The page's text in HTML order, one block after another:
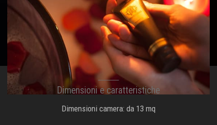
Dimensioni e caratteristiche
Dimensioni camera: da 13 mq